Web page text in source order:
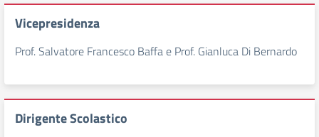
Vicepresidenza
Prof. Salvatore Francesco Baffa e Prof. Gianluca Di Bernardo
Dirigente Scolastico